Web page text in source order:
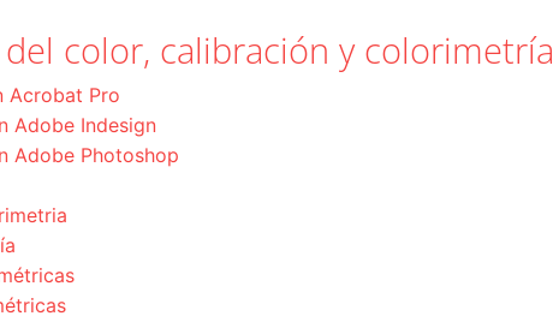
color, calibración y colorimetría
Acrobat Pro
Adobe Indesign
Adobe Photoshop